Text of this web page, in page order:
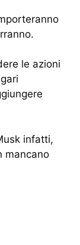
le azioni
infatti,
mancano